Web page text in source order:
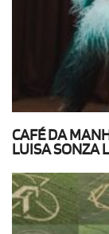
CAFÉ DA
LUISA SONZA